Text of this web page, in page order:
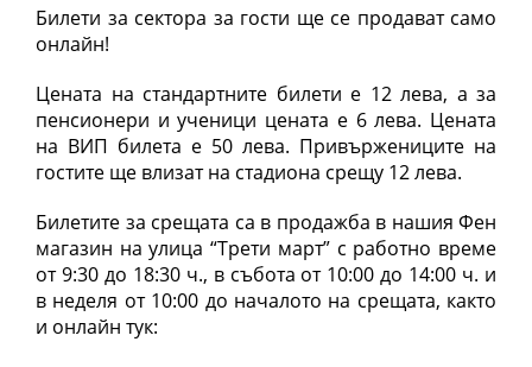
Билети за сектора за гости ще се продават само
онлайн!
Цената на стандартните билети е 12 лева, а за
пенсионери и ученици цената е 6 лева. Цената
на ВИП билета е 50 лева. Привържениците на
гостите ще влизат на стадиона срещу 12 лева.
Билетите за срещата са в продажба в нашия Фен
магазин на улица “Трети март” с работно време
от 9:30 до 18:30 ч., в събота от 10:00 до 14:00 ч. и
в неделя от 10:00 до началото на срещата, както
и онлайн тук: